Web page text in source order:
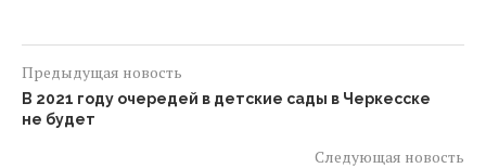
Предыдущая новость
В 2021 году очередей в детские сады в Черкесске
не будет
Следующая новость